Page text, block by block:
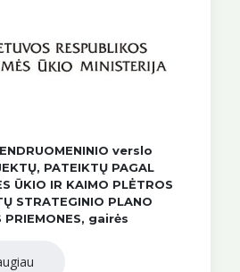
verslo
PATEIKTŲ PAGAL
ŪKIO IR KAIMO PLĖTROS
STRATEGINIO PLANO
PRIEMONES, gairės